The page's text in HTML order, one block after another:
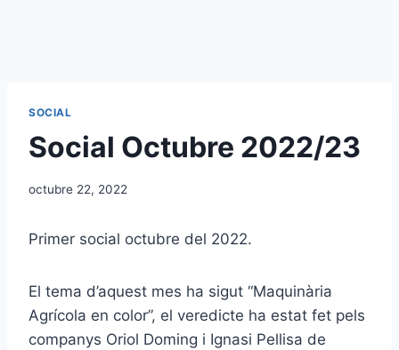
SOCIAL
Social Octubre 2022/23
octubre 22, 2022
Primer social octubre del 2022.
El tema d’aquest mes ha sigut “Maquinària
Agrícola en color”, el veredicte ha estat fet pels
companys Oriol Doming i Ignasi Pellisa de